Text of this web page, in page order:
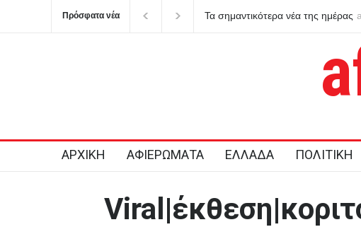
Πρόσφατα νέα Τα σημαντικότερα νέα της ημέρας
ΑΡΧΙΚΗ ΑΦΙΕΡΩΜΑΤΑ ΕΛΛΑΔΑ ΠΟΛΙΤΙΚΗ